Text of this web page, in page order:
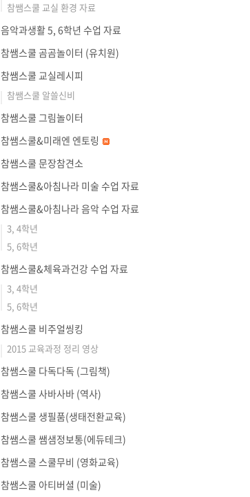
참쌤스쿨 교실 환경 자료
음악과생활 5, 6학년 수업 자료
참쌤스쿨 곰곰놀이터 (유치원)
참쌤스쿨 교실레시피
참쌤스쿨 알쓸신비
참쌤스쿨 그림놀이터
참쌤스쿨&미래엔 엔토링
참쌤스쿨 문장참견소
참쌤스쿨&아침나라 미술 수업 자료
참쌤스쿨&아침나라 음악 수업 자료
3, 4학년
5, 6학년
참쌤스쿨&체육과건강 수업 자료
3, 4학년
5, 6학년
참쌤스쿨 비주얼씽킹
2015 교육과정 정리 영상
참쌤스쿨 다독다독 (그림책)
참쌤스쿨 사바사바 (역사)
참쌤스쿨 생필품(생태전환교육)
참쌤스쿨 쌤샘정보통(에듀테크)
참쌤스쿨 스쿨무비 (영화교육)
참쌤스쿨 아티버셜 (미술)